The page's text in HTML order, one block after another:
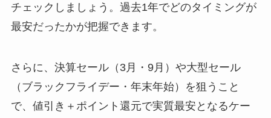
チェックしましょう。過去1年でどのタイミングが
最安だったかが把握できます。
さらに、決算セール（3月・9月）や大型セール
（ブラックフライデー・年末年始）を狙うこと
で、値引き＋ポイント還元で実質最安となるケー